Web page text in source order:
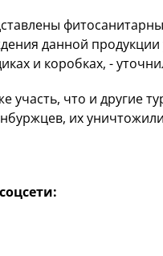
данной
и коробках, -
участь, что и другие
их